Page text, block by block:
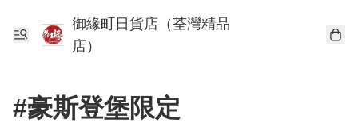
御緣町日貨店（荃灣精品
店）
#豪斯登堡限定